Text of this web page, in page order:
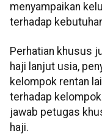
menyampaikan
terhadap
Perhatian khusus
haji lanjut usia,
kelompok rentan
terhadap
jawab petugas
haji.